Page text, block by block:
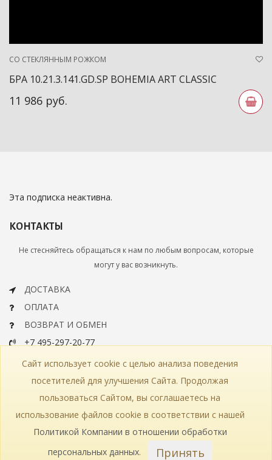
СО СТЕКЛЯННЫМ РОЖКОМ
БРА 10.21.3.141.GD.SP BOHEMIA ART CLASSIC
11 986 руб.
Эта подписка неактивна.
КОНТАКТЫ
Не стесняйтесь обращаться к нам по любым вопросам, которые
могут у вас возникнуть.
ДОСТАВКА
ОПЛАТА
ВОЗВРАТ И ОБМЕН
+7 495-297-20-77
info@bohemiaartclassic.ru
СКАЧАТЬ КАТАЛОГ
КАТАЛОГ
ПОЛИТИКА КОНФИДЕНЦИАЛЬНОСТИ
СТАТЬИ
ПРОИЗВОДСТВО
© 2018—2026 Bohemia Art Classic
Сайт использует cookie с целью анализа поведения
посетителей для улучшения Сайта. Продолжая
пользоваться Сайтом, вы соглашаетесь на
использование файлов cookie в соответствии с нашей
Политикой Компании в отношении обработки
персональных данных. Принять